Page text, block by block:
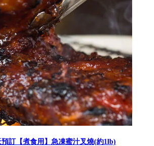
訂【煮食用】急凍蜜汁叉燒(約1lb)